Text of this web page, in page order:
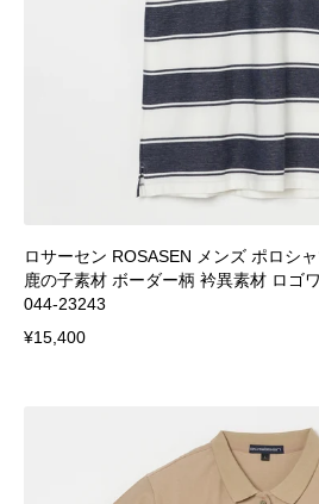
ロサーセン ROSASEN メンズ ポロシ
鹿の子素材 ボーダー柄 衿異素材 ロゴ
044-23243
¥15,400